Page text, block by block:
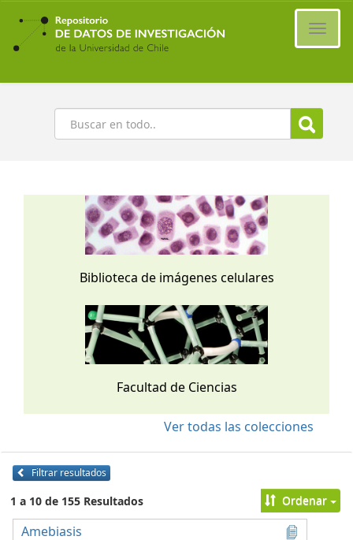
Ir
contenido
principal
Buscar
Biblioteca de imágenes celulares
Facultad de Ciencias
Ver todas las colecciones
Filtrar resultados
1 a 10 de 155 Resultados Ordenar
Amebiasis